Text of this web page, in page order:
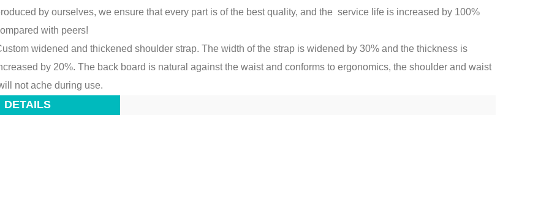
by ourselves, we ensure that every part is of the best quality, and the service life is increased by 100%
with peers!
widened and thickened shoulder strap. The width of the strap is widened by 30% and the thickness is
by 20%. The back board is natural against the waist and conforms to ergonomics, the shoulder and waist
not ache during use.
DETAILS